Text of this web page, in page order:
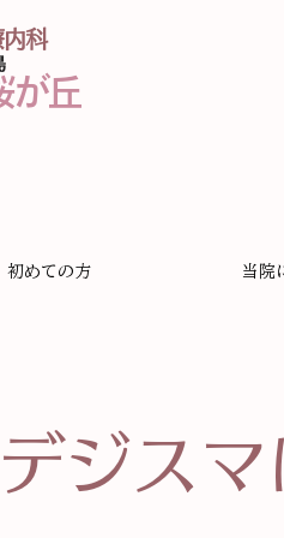
科
が丘
初めての方 当院
デジス